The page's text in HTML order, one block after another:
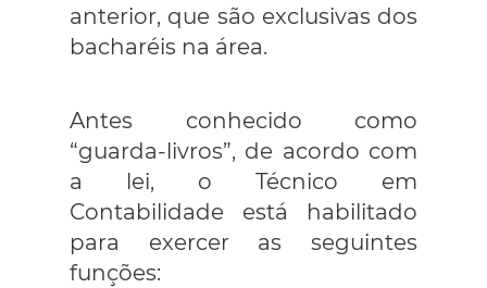
anterior, que são exclusivas dos
bacharéis na área.
Antes conhecido como
“guarda-livros”, de acordo com
a lei, o Técnico em
Contabilidade está habilitado
para exercer as seguintes
funções: